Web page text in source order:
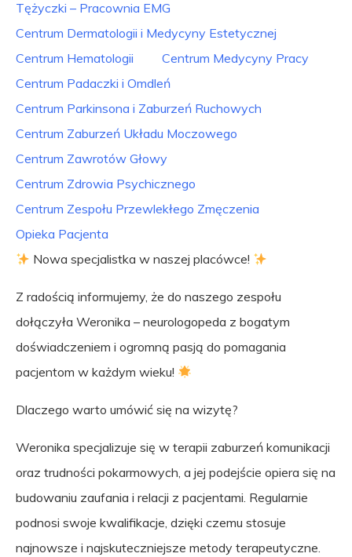
Tężyczki – Pracownia EMG
Centrum Dermatologii i Medycyny Estetycznej
Centrum Hematologii
Centrum Medycyny Pracy
Centrum Padaczki i Omdleń
Centrum Parkinsona i Zaburzeń Ruchowych
Centrum Zaburzeń Układu Moczowego
Centrum Zawrotów Głowy
Centrum Zdrowia Psychicznego
Centrum Zespołu Przewlekłego Zmęczenia
Opieka Pacjenta
Nowa specjalistka w naszej placówce!
Z radością informujemy, że do naszego zespołu
dołączyła Weronika – neurologopeda z bogatym
doświadczeniem i ogromną pasją do pomagania
pacjentom w każdym wieku!
Dlaczego warto umówić się na wizytę?
Weronika specjalizuje się w terapii zaburzeń komunikacji
oraz trudności pokarmowych, a jej podejście opiera się na
budowaniu zaufania i relacji z pacjentami. Regularnie
podnosi swoje kwalifikacje, dzięki czemu stosuje
najnowsze i najskuteczniejsze metody terapeutyczne.